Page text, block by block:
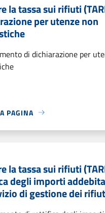
la tassa sui rifiuti
per utenze non
di dichiarazione per
PAGINA
la tassa sui rifiuti
degli importi
di gestione dei